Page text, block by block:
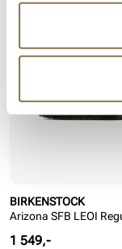
BIRKENSTOCK
Arizona SFB LEOI
Pris
1 549,-